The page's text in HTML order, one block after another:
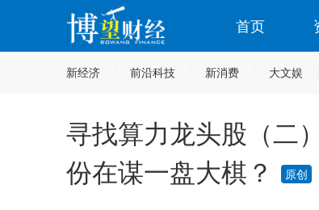
首页
新经济 前沿科技 新消费 大文娱
寻找算力龙头股（二
份在谋一盘大棋？
原创